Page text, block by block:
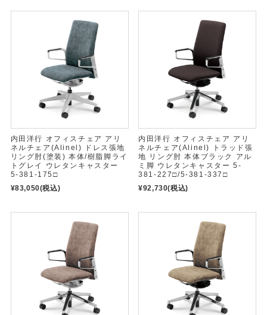
内田洋行 オフィスチェア アリ
ネルチェア(Alinel) ドレス張地
リング肘(塗装) 本体/樹脂脚ライ
トグレイ ウレタンキャスター
5-381-175□
¥83,050(税込)
内田洋行 オフィスチェア アリ
ネルチェア(Alinel) トラッド張
地 リング肘 本体ブラック アル
ミ脚 ウレタンキャスター 5-
381-227□/5-381-337□
¥92,730(税込)